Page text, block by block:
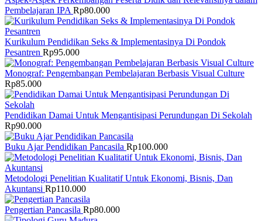
Pembelajaran IPA Rp80.000
Kurikulum Pendidikan Seks & Implementasinya Di Pondok
Pesantren Rp95.000
Monograf: Pengembangan Pembelajaran Berbasis Visual Culture
Rp85.000
Pendidikan Damai Untuk Mengantisipasi Perundungan Di Sekolah
Rp90.000
Buku Ajar Pendidikan Pancasila Rp100.000
Metodologi Penelitian Kualitatif Untuk Ekonomi, Bisnis, Dan
Akuntansi Rp110.000
Pengertian Pancasila Rp80.000